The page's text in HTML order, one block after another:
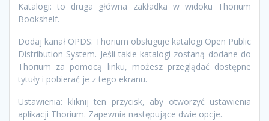
Katalogi: to druga główna zakładka w widoku Thorium
Bookshelf.
Dodaj kanał OPDS: Thorium obsługuje katalogi Open Public
Distribution System. Jeśli takie katalogi zostaną dodane do
Thorium za pomocą linku, możesz przeglądać dostępne
tytuły i pobierać je z tego ekranu.
Ustawienia: kliknij ten przycisk, aby otworzyć ustawienia
aplikacji Thorium. Zapewnia następujące dwie opcje.